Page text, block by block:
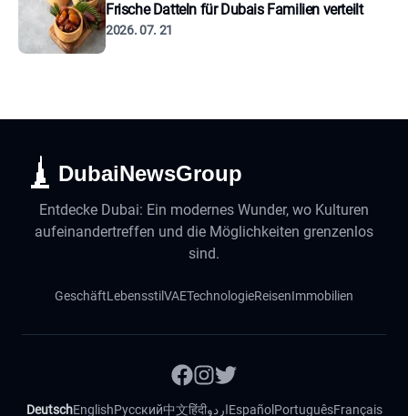
Frische Datteln für Dubais Familien verteilt
2026. 07. 21
DubaiNewsGroup
Entdecke Dubai: Ein modernes Wunder, wo Kulturen
aufeinandertreffen und die Möglichkeiten grenzenlos
sind.
GeschäftLebensstilVAETechnologieReisenImmobilien
DeutschEnglishРусский中文हिंदीاردوEspañol PortuguêsFrançais